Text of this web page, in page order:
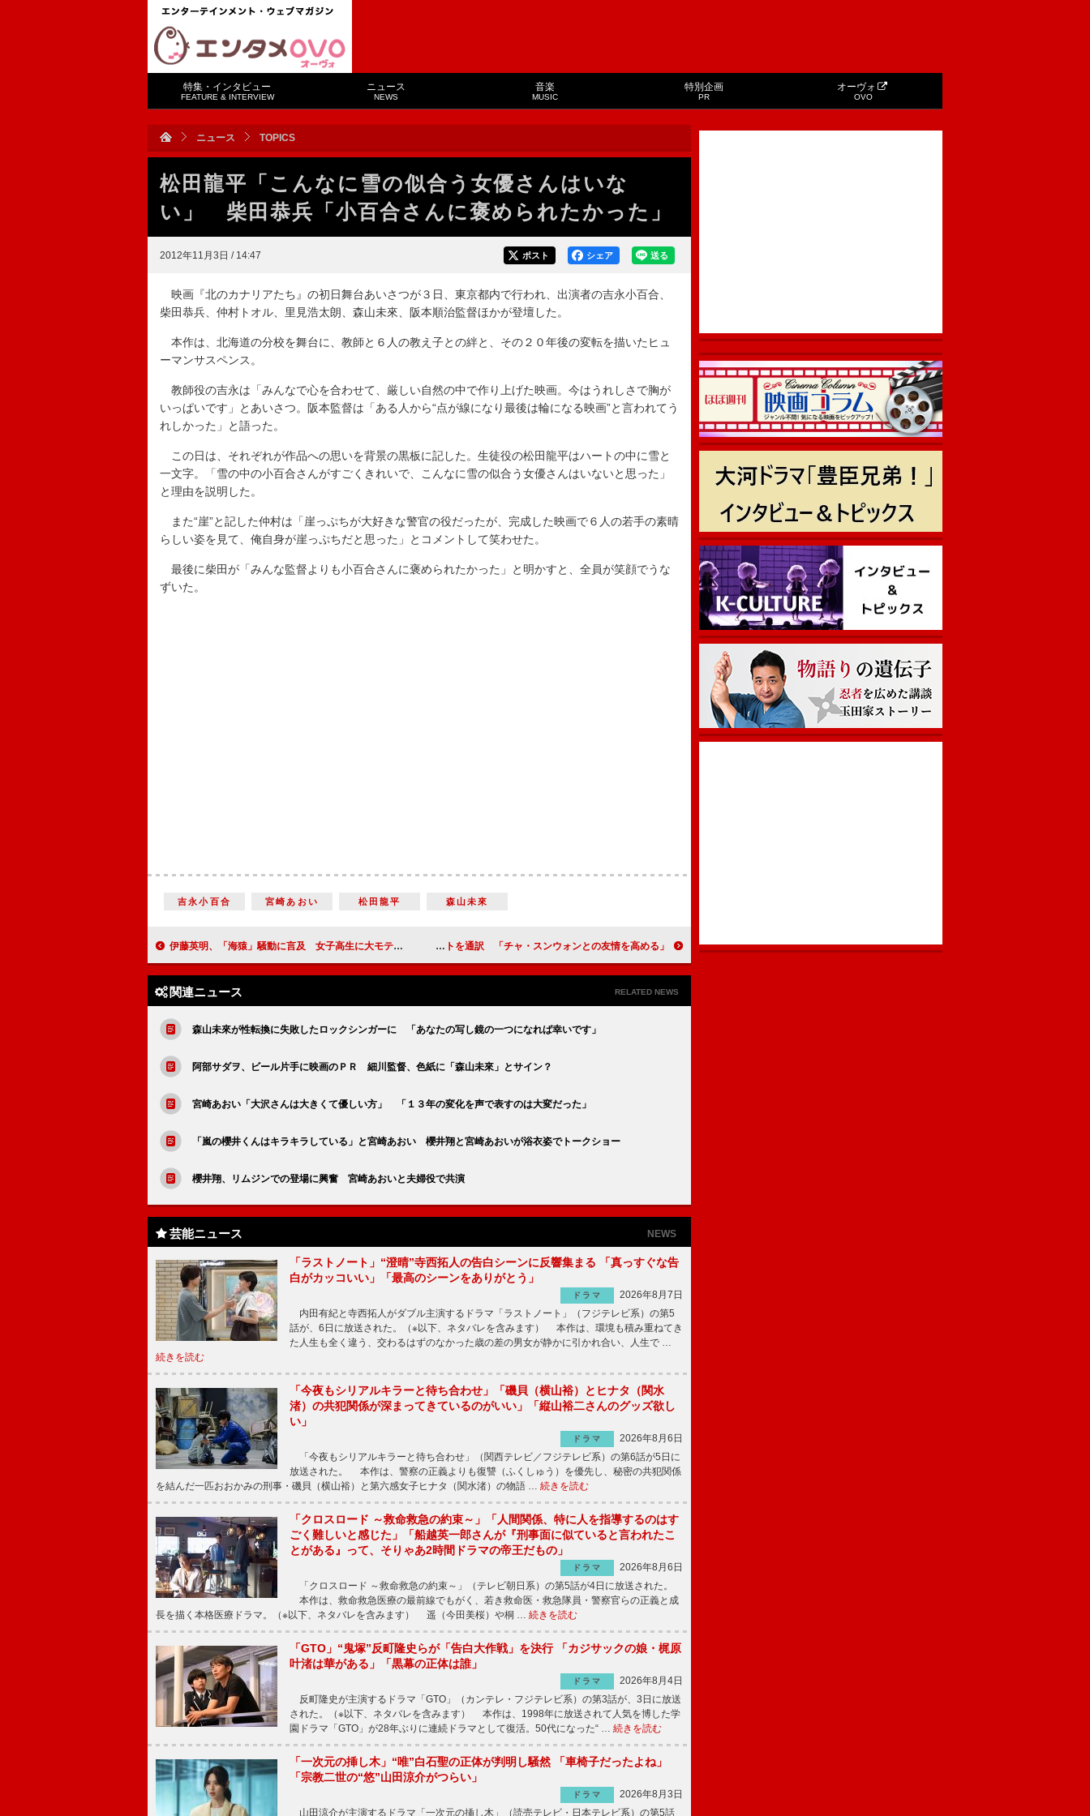
特集・インタビュー
FEATURE & INTERVIEW
ニュース
NEWS
音楽
MUSIC
特別企画
PR
オーヴォ
OVO
ニュース TOPICS
松田龍平「こんなに雪の似合う女優さんはいな
い」 柴田恭兵「小百合さんに褒められたかった」
2012年11月3日 / 14:47 送る
シェア
ポスト
映画『北のカナリアたち』の初日舞台あいさつが３日、東京都内で行われ、出演者の吉永小百合、
柴田恭兵、仲村トオル、里見浩太朗、森山未來、阪本順治監督ほかが登壇した。
本作は、北海道の分校を舞台に、教師と６人の教え子との絆と、その２０年後の変転を描いたヒュ
ーマンサスペンス。
教師役の吉永は「みんなで心を合わせて、厳しい自然の中で作り上げた映画。今はうれしさで胸が
いっぱいです」とあいさつ。阪本監督は「ある人から“点が線になり最後は輪になる映画”と言われてう
れしかった」と語った。
この日は、それぞれが作品への思いを背景の黒板に記した。生徒役の松田龍平はハートの中に雪と
一文字。「雪の中の小百合さんがすごくきれいで、こんなに雪の似合う女優さんはいないと思った」
と理由を説明した。
また“崖”と記した仲村は「崖っぷちが大好きな警官の役だったが、完成した映画で６人の若手の素晴
らしい姿を見て、俺自身が崖っぷちだと思った」とコメントして笑わせた。
最後に柴田が「みんな監督よりも小百合さんに褒められたかった」と明かすと、全員が笑顔でうな
ずいた。
吉永小百合 宮崎あおい 松田龍平 森山未來
伊藤英明、「海猿」騒動に言及 女子高生に大モテでご満悦 草なぎ剛が韓国語のコメントを通訳 「チャ・スンウォンとの友情を高める」
関連ニュース RELATED NEWS
森山未來が性転換に失敗したロックシンガーに 「あなたの写し鏡の一つになれば幸いです」
阿部サダヲ、ビール片手に映画のＰＲ 細川監督、色紙に「森山未來」とサイン？
宮崎あおい「大沢さんは大きくて優しい方」 「１３年の変化を声で表すのは大変だった」
「嵐の櫻井くんはキラキラしている」と宮崎あおい 櫻井翔と宮崎あおいが浴衣姿でトークショー
櫻井翔、リムジンでの登場に興奮 宮崎あおいと夫婦役で共演
芸能ニュース NEWS
「ラストノート」“澄晴”寺西拓人の告白シーンに反響集まる 「真っすぐな告
白がカッコいい」「最高のシーンをありがとう」
ドラマ
2026年8月7日
内田有紀と寺西拓人がダブル主演するドラマ「ラストノート」（フジテレビ系）の第5
話が、6日に放送された。（※以下、ネタバレを含みます） 本作は、環境も積み重ねてき
た人生も全く違う、交わるはずのなかった歳の差の男女が静かに引かれ合い、人生で …
続きを読む
「今夜もシリアルキラーと待ち合わせ」「磯貝（横山裕）とヒナタ（関水
渚）の共犯関係が深まってきているのがいい」「縦山裕二さんのグッズ欲し
い」
ドラマ
2026年8月6日
「今夜もシリアルキラーと待ち合わせ」（関西テレビ／フジテレビ系）の第6話が5日に
放送された。 本作は、警察の正義よりも復讐（ふくしゅう）を優先し、秘密の共犯関係
を結んだ一匹おおかみの刑事・磯貝（横山裕）と第六感女子ヒナタ（関水渚）の物語 … 続きを読む
「クロスロード ～救命救急の約束～」「人間関係、特に人を指導するのはす
ごく難しいと感じた」「船越英一郎さんが『刑事面に似ていると言われたこ
とがある』って、そりゃあ2時間ドラマの帝王だもの」
ドラマ
2026年8月6日
「クロスロード ～救命救急の約束～」（テレビ朝日系）の第5話が4日に放送された。
本作は、救命救急医療の最前線でもがく、若き救命医・救急隊員・警察官らの正義と成
長を描く本格医療ドラマ。（※以下、ネタバレを含みます） 遥（今田美桜）や桐 … 続きを読む
「GTO」“鬼塚”反町隆史らが「告白大作戦」を決行 「カジサックの娘・梶原
叶渚は華がある」「黒幕の正体は誰」
ドラマ
2026年8月4日
反町隆史が主演するドラマ「GTO」（カンテレ・フジテレビ系）の第3話が、3日に放送
された。（※以下、ネタバレを含みます） 本作は、1998年に放送されて人気を博した学
園ドラマ「GTO」が28年ぶりに連続ドラマとして復活。50代になった“ … 続きを読む
「一次元の挿し木」“唯”白石聖の正体が判明し騒然 「車椅子だったよね」
「宗教二世の“悠”山田涼介がつらい」
ドラマ
2026年8月3日
山田涼介が主演するドラマ「一次元の挿し木」（読売テレビ・日本テレビ系）の第5話